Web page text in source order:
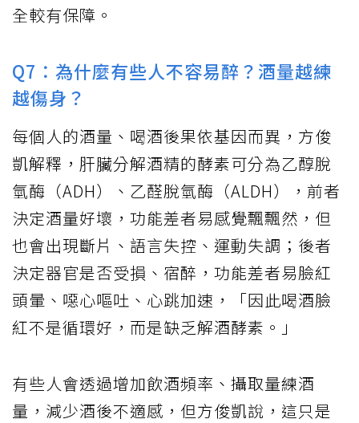
全較有保障。
Q7：為什麼有些人不容易醉？酒量越練
越傷身？
每個人的酒量、喝酒後果依基因而異，方俊
凱解釋，肝臟分解酒精的酵素可分為乙醇脫
氫酶（ADH）、乙醛脫氫酶（ALDH），前者
決定酒量好壞，功能差者易感覺飄飄然，但
也會出現斷片、語言失控、運動失調；後者
決定器官是否受損、宿醉，功能差者易臉紅
頭暈、噁心嘔吐、心跳加速，「因此喝酒臉
紅不是循環好，而是缺乏解酒酵素。」
有些人會透過增加飲酒頻率、攝取量練酒
量，減少酒後不適感，但方俊凱說，這只是